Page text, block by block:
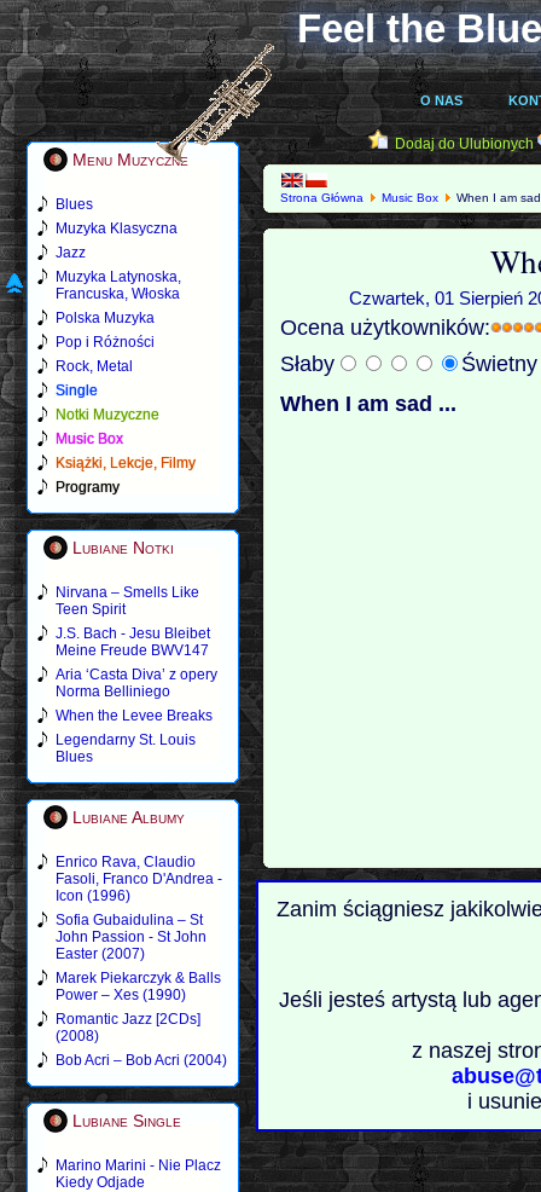
Feel the
O NAS
Menu Muzyczne
Blues
Muzyka Klasyczna
Jazz
Muzyka Latynoska,
Francuska, Włoska
Polska Muzyka
Pop i Różności
Rock, Metal
Single
Notki Muzyczne
Music Box
Książki, Lekcje, Filmy
Programy
Lubiane Notki
Nirvana – Smells Like
Teen Spirit
J.S. Bach - Jesu Bleibet
Meine Freude BWV147
Aria ‘Casta Diva’ z opery
Norma Belliniego
When the Levee Breaks
Legendarny St. Louis
Blues
Lubiane Albumy
Enrico Rava, Claudio
Fasoli, Franco D'Andrea -
Icon (1996)
Sofia Gubaidulina – St
John Passion - St John
Easter (2007)
Marek Piekarczyk & Balls
Power – Xes (1990)
Romantic Jazz [2CDs]
(2008)
Bob Acri – Bob Acri (2004)
Lubiane Single
Marino Marini - Nie Placz
Kiedy Odjade
Dodaj do Ulubionych
Strona Główna Music Box When I am
Czwartek, 01 Sierpień
Ocena użytkowników:
Słaby
When I am sad ...
Zanim ściągniesz
Jeśli jesteś artystą lub
z naszej
i